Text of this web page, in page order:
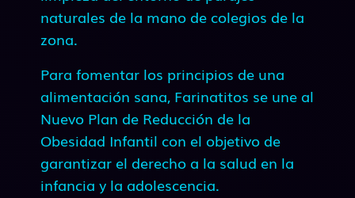
naturales de la mano de colegios de la
zona.
Para fomentar los principios de una
alimentación sana, Farinatitos se une al
Nuevo Plan de Reducción de la
Obesidad Infantil con el objetivo de
garantizar el derecho a la salud en la
infancia y la adolescencia.